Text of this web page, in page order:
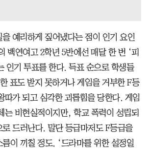
을 예리하게 짚어냈다는 점이 인기 요인
백연여고 2학년 5반에선 매달 한 번 ‘피
인기 투표를 한다. 득표 순으로 학생들
표도 받지 못하거나 게임을 거부한 F등
따가 되고 심각한 괴롭힘을 당한다. 게임
는 비현실적이지만, 학교 폭력이 성립되
드러난다. 말단 등급마저도 F등급을
이 끼칠 정도. ‘드라마를 위한 설정일